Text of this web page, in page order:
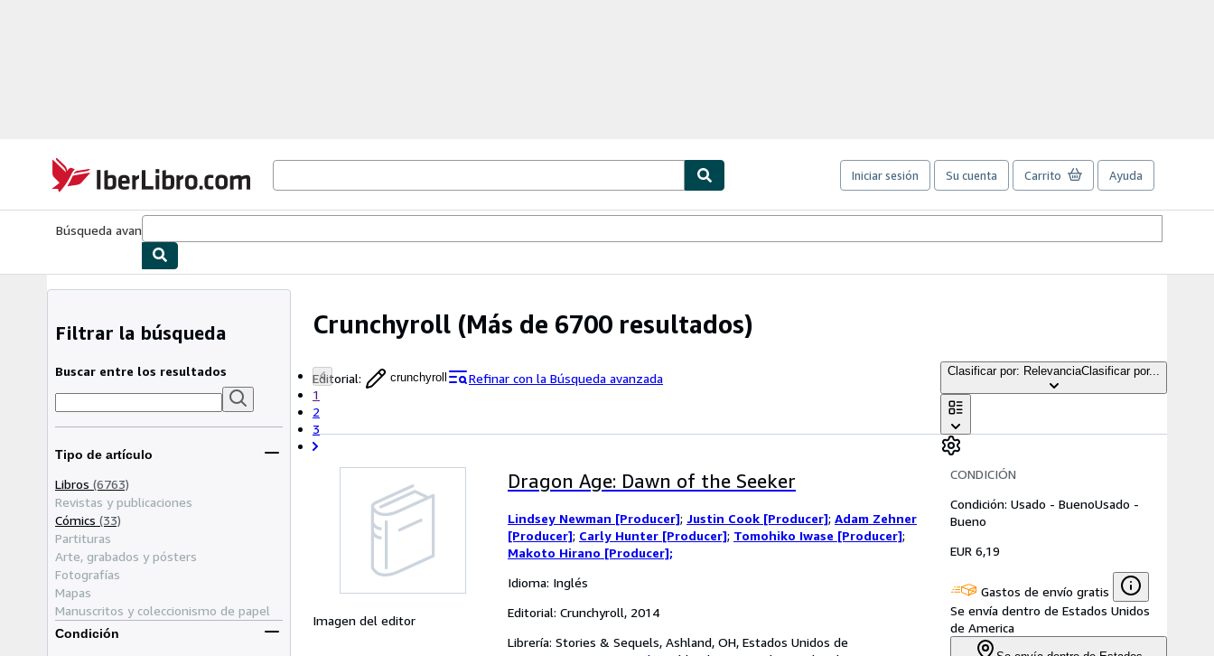
IberLibro.com
Iniciar sesión Su cuenta Carrito Ayuda
Búsqueda avanzada
Crunchyroll (Más de 6700 resultados)
Editorial: crunchyroll
Refinar con la Búsqueda avanzada
1
2
3
Clasificar por: RelevanciaClasificar por...
Filtrar la búsqueda
Buscar entre los resultados
Tipo de artículo
Libros (6763)
Revistas y publicaciones
Cómics (33)
Partituras
Arte, grabados y pósters
Fotografías
Mapas
Manuscritos y coleccionismo de papel
Condición
Imagen del editor
Dragon Age: Dawn of the Seeker
Lindsey Newman [Producer]; Justin Cook [Producer]; Adam Zehner
[Producer]; Carly Hunter [Producer]; Tomohiko Iwase [Producer];
Makoto Hirano [Producer];
Idioma: Inglés
Editorial: Crunchyroll, 2014
Librería: Stories & Sequels, Ashland, OH, Estados Unidos de
CONDICIÓN
Condición: Usado - BuenoUsado -
Bueno
EUR 6,19
Gastos de envío gratis
Se envía dentro de Estados Unidos
de America